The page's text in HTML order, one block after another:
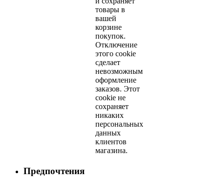
товары в
вашей
корзине
покупок.
Отключение
этого cookie
сделает
невозможным
оформление
заказов. Этот
cookie не
сохраняет
никаких
персональных
данных
клиентов
магазина.
Предпочтения